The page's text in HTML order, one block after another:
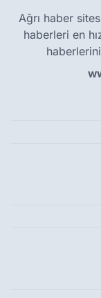
Ağrı haber
haberleri en